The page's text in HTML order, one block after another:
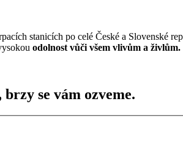
stanicích po celé České a Slovenské
odolnost vůči všem vlivům a živlům.
se vám ozveme.